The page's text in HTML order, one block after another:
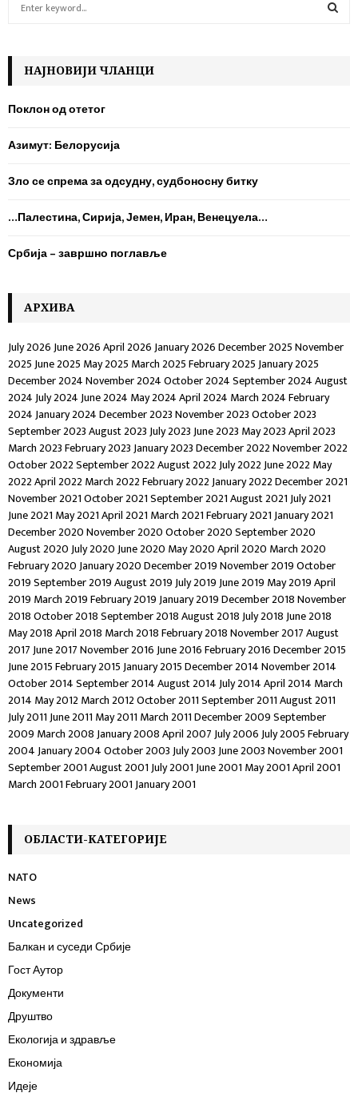
h
f
o
:
НАЈНОВИЈИ ЧЛАНЦИ
Поклон од отетог
Азимут: Белорусија
Зло се спрема за одсудну, судбоносну битку
…Палестина, Сирија, Јемен, Иран, Венецуела…
Србија – завршно поглавље
AРХИВА
July 2026June 2026April 2026January 2026December 2025November
2025June 2025 May 2025 March 2025February 2025January 2025
December 2024November 2024October 2024September 2024August
2024July 2024June 2024 May 2024April 2024 March 2024February
2024January 2024December 2023November 2023October 2023
September 2023August 2023July 2023June 2023 May 2023April 2023
March 2023February 2023January 2023December 2022November 2022
October 2022September 2022August 2022July 2022June 2022 May
2022April 2022 March 2022February 2022January 2022December 2021
November 2021October 2021September 2021August 2021July 2021
June 2021 May 2021April 2021 March 2021February 2021January 2021
December 2020November 2020October 2020September 2020
August 2020July 2020June 2020 May 2020April 2020 March 2020
February 2020January 2020December 2019November 2019October
2019September 2019August 2019July 2019June 2019 May 2019April
2019 March 2019February 2019January 2019December 2018November
2018October 2018September 2018August 2018July 2018June 2018
May 2018April 2018 March 2018February 2018November 2017August
2017June 2017November 2016June 2016February 2016December 2015
June 2015February 2015January 2015December 2014November 2014
October 2014September 2014August 2014July 2014April 2014 March
2014 May 2012 March 2012October 2011September 2011August 2011
July 2011June 2011 May 2011 March 2011December 2009September
2009 March 2008January 2008April 2007July 2006July 2005February
2004January 2004October 2003July 2003June 2003November 2001
September 2001August 2001July 2001June 2001 May 2001April 2001
March 2001February 2001January 2001
ОБЛАСТИ-КАТЕГОРИЈЕ
NATO
News
Uncategorized
Балкан и суседи Србије
Гост Аутор
Документи
Друштво
Екологија и здравље
Економија
Идеје